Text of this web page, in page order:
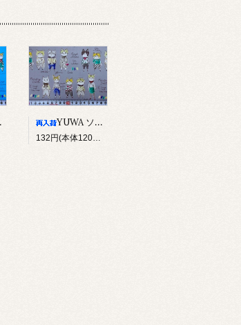
YUWA ソバカスキッズ Rough sketch（グレー）
132円(本体120円、税12円)